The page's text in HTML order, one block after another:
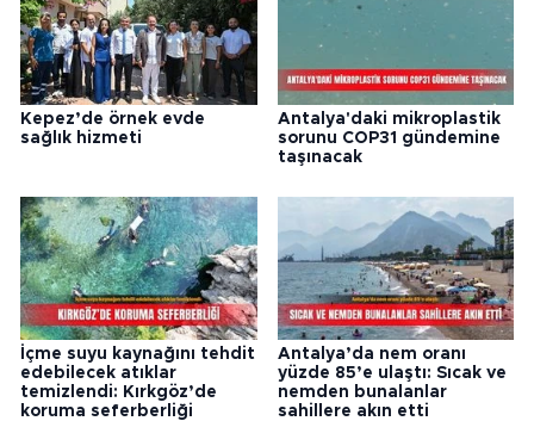
Kepez’de örnek evde
sağlık hizmeti
Antalya'daki mikroplastik
sorunu COP31 gündemine
taşınacak
İçme suyu kaynağını tehdit
edebilecek atıklar
temizlendi: Kırkgöz’de
koruma seferberliği
Antalya’da nem oranı
yüzde 85’e ulaştı: Sıcak ve
nemden bunalanlar
sahillere akın etti